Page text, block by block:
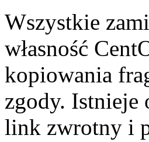
Wszystkie
własność
kopiowania
zgody. Istnieje
link zwrotny i